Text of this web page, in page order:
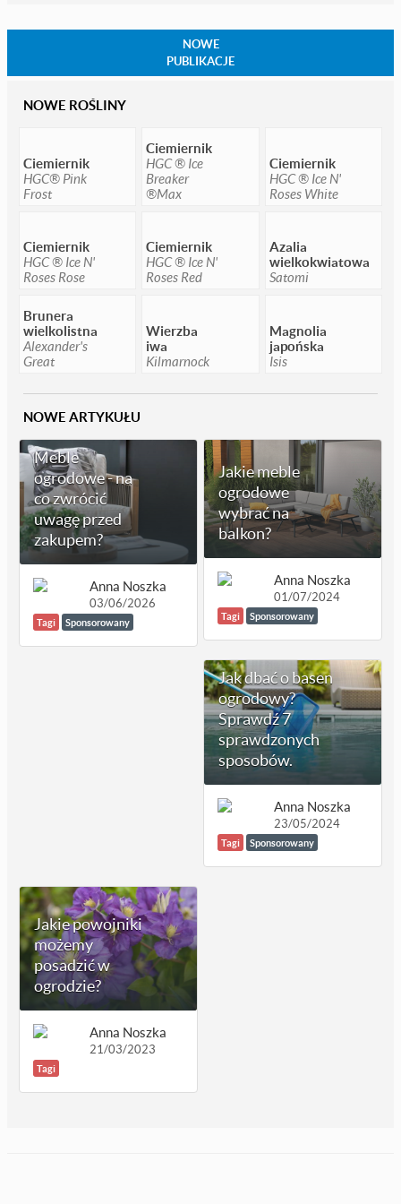
NOWE
PUBLIKACJE
NOWE ROŚLINY
Ciemiernik
HGC® Pink
Frost
Ciemiernik
HGC ® Ice
Breaker
®Max
Ciemiernik
HGC ® Ice N'
Roses White
Ciemiernik
HGC ® Ice N'
Roses Rose
Ciemiernik
HGC ® Ice N'
Roses Red
Azalia
wielkokwiatowa
Satomi
Brunera
wielkolistna
Alexander's
Great
Wierzba
iwa
Kilmarnock
Magnolia
japońska
Isis
NOWE ARTYKUŁU
Meble
ogrodowe - na
co zwrócić
uwagę przed
zakupem?
Anna Noszka
03/06/2026
Tagi Sponsorowany
Jakie meble
ogrodowe
wybrać na
balkon?
Anna Noszka
01/07/2024
Tagi Sponsorowany
Jak dbać o basen
ogrodowy?
Sprawdź 7
sprawdzonych
sposobów.
Anna Noszka
23/05/2024
Tagi Sponsorowany
Jakie powojniki
możemy
posadzić w
ogrodzie?
Anna Noszka
21/03/2023
Tagi